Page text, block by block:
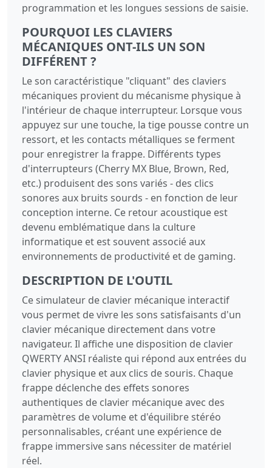
programmation et les longues sessions de saisie.
POURQUOI LES CLAVIERS
MÉCANIQUES ONT-ILS UN SON
DIFFÉRENT ?
Le son caractéristique "cliquant" des claviers
mécaniques provient du mécanisme physique à
l'intérieur de chaque interrupteur. Lorsque vous
appuyez sur une touche, la tige pousse contre un
ressort, et les contacts métalliques se ferment
pour enregistrer la frappe. Différents types
d'interrupteurs (Cherry MX Blue, Brown, Red,
etc.) produisent des sons variés - des clics
sonores aux bruits sourds - en fonction de leur
conception interne. Ce retour acoustique est
devenu emblématique dans la culture
informatique et est souvent associé aux
environnements de productivité et de gaming.
DESCRIPTION DE L'OUTIL
Ce simulateur de clavier mécanique interactif
vous permet de vivre les sons satisfaisants d'un
clavier mécanique directement dans votre
navigateur. Il affiche une disposition de clavier
QWERTY ANSI réaliste qui répond aux entrées du
clavier physique et aux clics de souris. Chaque
frappe déclenche des effets sonores
authentiques de clavier mécanique avec des
paramètres de volume et d'équilibre stéréo
personnalisables, créant une expérience de
frappe immersive sans nécessiter de matériel
réel.